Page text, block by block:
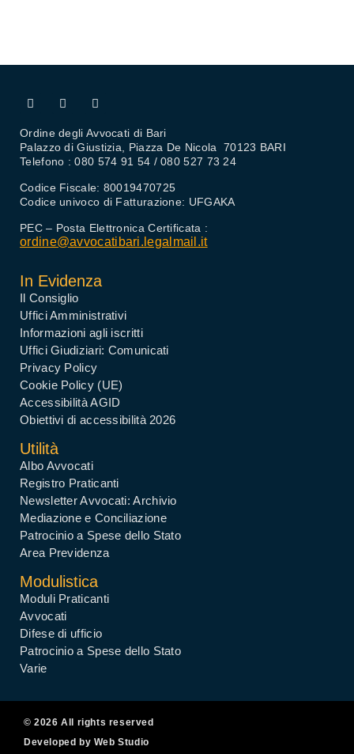
Ordine degli Avvocati di Bari
Palazzo di Giustizia, Piazza De Nicola 70123 BARI
Telefono : 080 574 91 54 / 080 527 73 24
Codice Fiscale: 80019470725
Codice univoco di Fatturazione: UFGAKA
PEC – Posta Elettronica Certificata :
ordine@avvocatibari.legalmail.it
In Evidenza
Il Consiglio
Uffici Amministrativi
Informazioni agli iscritti
Uffici Giudiziari: Comunicati
Privacy Policy
Cookie Policy (UE)
Accessibilità AGID
Obiettivi di accessibilità 2026
Utilità
Albo Avvocati
Registro Praticanti
Newsletter Avvocati: Archivio
Mediazione e Conciliazione
Patrocinio a Spese dello Stato
Area Previdenza
Modulistica
Moduli Praticanti
Avvocati
Difese di ufficio
Patrocinio a Spese dello Stato
Varie
© 2026 All rights reserved
Developed by Web Studio